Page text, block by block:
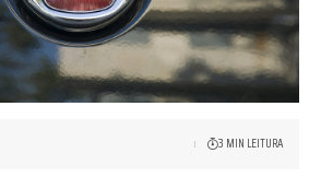
3 MIN LEITURA